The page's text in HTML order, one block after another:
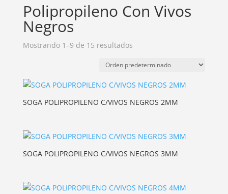
Polipropileno Con Vivos
Negros
Mostrando 1–9 de 15 resultados
SOGA POLIPROPILENO C/VIVOS NEGROS 2MM
SOGA POLIPROPILENO C/VIVOS NEGROS 3MM